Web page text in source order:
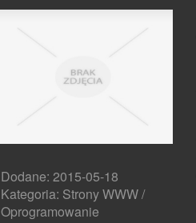
Dodane: 2015-05-18
Kategoria: Strony WWW /
Oprogramowanie